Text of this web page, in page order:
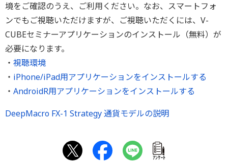
境をご確認のうえ、ご利用ください。なお、スマートフォ
ンでもご視聴いただけますが、ご視聴いただくには、V-
CUBEセミナーアプリケーションのインストール（無料）が
必要になります。
・ 視聴環境
・ iPhone/iPad用アプリケーションをインストールする
・ AndroidR用アプリケーションをインストールする
DeepMacro FX-1 Strategy 通貨モデルの説明
ｱﾝｹｰﾄ